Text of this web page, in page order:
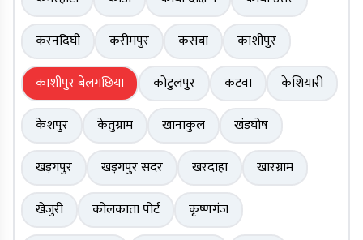
करनदिघी
करीमपुर कसबा
काशीपुर
काशीपुर बेलगछिया
कोटुलपुर कटवा
केशियारी
केशपुर
केतुग्राम खानाकुल
खंडघोष
खड़गपुर
खड़गपुर सदर खरदाहा
खारग्राम
खेजुरी
कोलकाता पोर्ट
कृष्णगंज